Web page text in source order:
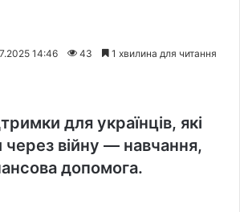
14:46 43 1 хвилина для читання
для українців, які
війну — навчання,
допомога.